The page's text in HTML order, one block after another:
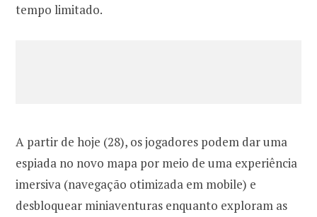
tempo limitado.
A partir de hoje (28), os jogadores podem dar uma
espiada no novo mapa por meio de uma experiência
imersiva (navegação otimizada em mobile) e
desbloquear miniaventuras enquanto exploram as